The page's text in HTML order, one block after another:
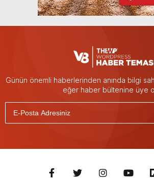
Günün önemli haberlerinden anında bilgi
eğer haber bültenine üye